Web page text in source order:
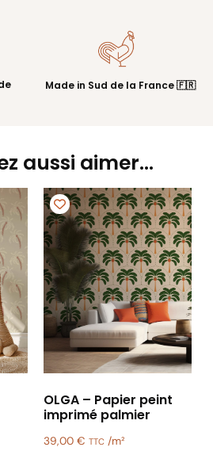
Made in Sud de la France 🇫🇷
aussi aimer…
OLGA – Papier peint
imprimé palmier
39,00 € TTC /m²